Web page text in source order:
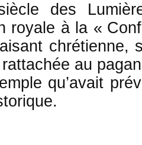
des
royale à la «
chrétienne,
rattachée au
qu’avait